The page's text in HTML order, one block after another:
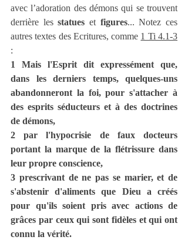
avec l’adoration des démons qui se trouvent
derrière les statues et figures... Notez ces
autres textes des Ecritures, comme 1 Ti 4.1-3
:
1 Mais l'Esprit dit expressément que,
dans les derniers temps, quelques-uns
abandonneront la foi, pour s'attacher à
des esprits séducteurs et à des doctrines
de démons,
2 par l'hypocrisie de faux docteurs
portant la marque de la flétrissure dans
leur propre conscience,
3 prescrivant de ne pas se marier, et de
s'abstenir d'aliments que Dieu a créés
pour qu'ils soient pris avec actions de
grâces par ceux qui sont fidèles et qui ont
connu la vérité.